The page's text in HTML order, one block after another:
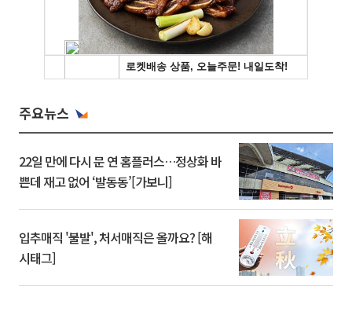
주요뉴스
22일 만에 다시 문 연 홈플러스…정상화 바
쁜데 재고 없어 ‘발동동’[가보니]
입추매직 '불발', 처서매직은 올까요? [해
시태그]